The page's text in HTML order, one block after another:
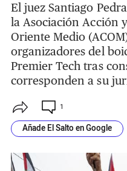
El juez Santiago
la Asociación Acción
Oriente Medio
organizadores del
Premier Tech tras
corresponden a su
1
Añade El Salto en Google